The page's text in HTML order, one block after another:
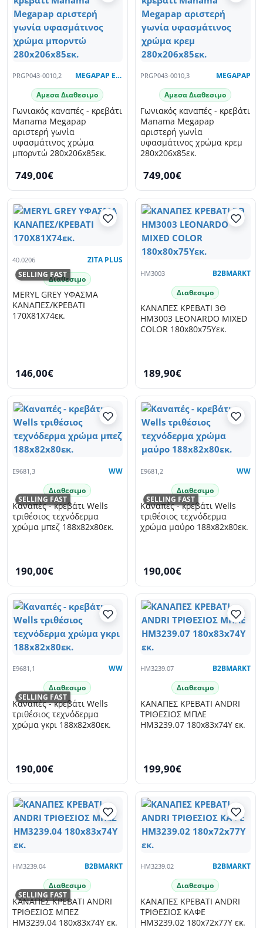
PRGP043-0010,2 MEGAPAP EXCLUSIVE
Αμεσα Διαθεσιμο
Γωνιακός καναπές - κρεβάτι
Manama Megapap
αριστερή γωνία
υφασμάτινος χρώμα
μπορντώ 280x206x85εκ.
749,00€
PRGP043-0010,3 MEGAPAP
Αμεσα Διαθεσιμο
Γωνιακός καναπές - κρεβάτι
Manama Megapap
αριστερή γωνία
υφασμάτινος χρώμα κρεμ
280x206x85εκ.
749,00€
SELLING FAST
40.0206 ZITA PLUS
Διαθεσιμο
MERYL GREY ΥΦΑΣΜΑ
ΚΑΝΑΠΕΣ/ΚΡΕΒΑΤΙ
170X81X74εκ.
146,00€
HM3003 B2BMARKT
Διαθεσιμο
ΚΑΝΑΠΕΣ ΚΡΕΒΑΤΙ 3Θ
HM3003 LEONARDO MIXED
COLOR 180x80x75Υεκ.
189,90€
SELLING FAST
E9681,3 WW
Διαθεσιμο
Καναπές - κρεβάτι Wells
τριθέσιος τεχνόδερμα
χρώμα μπεζ 188x82x80εκ.
190,00€
SELLING FAST
E9681,2 WW
Διαθεσιμο
Καναπές - κρεβάτι Wells
τριθέσιος τεχνόδερμα
χρώμα μαύρο 188x82x80εκ.
190,00€
SELLING FAST
E9681,1 WW
Διαθεσιμο
Καναπές - κρεβάτι Wells
τριθέσιος τεχνόδερμα
χρώμα γκρι 188x82x80εκ.
190,00€
HM3239.07 B2BMARKT
Διαθεσιμο
ΚΑΝΑΠΕΣ ΚΡΕΒΑΤΙ ANDRI
ΤΡΙΘΕΣΙΟΣ ΜΠΛΕ
HM3239.07 180x83x74Y εκ.
199,90€
SELLING FAST
HM3239.04 B2BMARKT
Διαθεσιμο
ΚΑΝΑΠΕΣ ΚΡΕΒΑΤΙ ANDRI
ΤΡΙΘΕΣΙΟΣ ΜΠΕΖ
HM3239.04 180x83x74Υ εκ.
HM3239.02 B2BMARKT
Διαθεσιμο
ΚΑΝΑΠΕΣ ΚΡΕΒΑΤΙ ANDRI
ΤΡΙΘΕΣΙΟΣ ΚΑΦΕ
HM3239.02 180x72x77Υ εκ.